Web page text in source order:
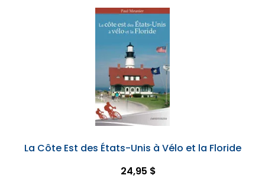
La Côte Est des États-Unis à Vélo et la Floride
24,95 $